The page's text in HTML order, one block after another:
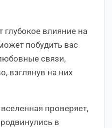
глубокое влияние на
побудить вас
связи,
взглянув на них
проверяет,
в